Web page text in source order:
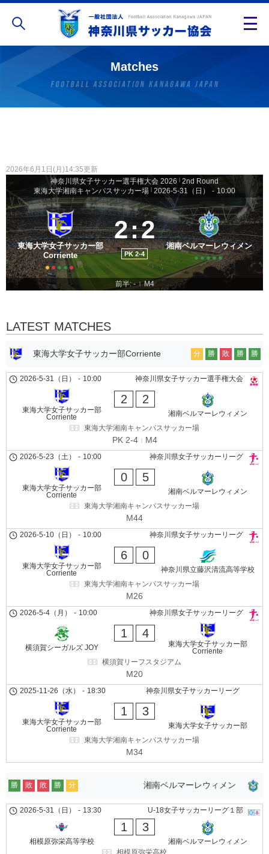
Matches
2026年6月1日(月)14:35更新
神奈川県女子サッカー選手権大会 2026
2nd Round
東海大学湘南キャンパスサッカー場 2026-5-31（日） - 10:00
東海大学女子サッカー部
Corriente
2:2
PK 2-4
湘南ベルマーレウィメン
前半: - M4
LATEST MATCHES
東海大学女子サッカー部Corriente 分 勝 敗 勝 勝
神奈川県女子サッカー選手権大会
2026-5-31（日） - 10:00
東海大学女子サッカー部
Corriente
2 2
湘南ベルマーレウィメン
東海大学湘南キャンパスサッカー場
PK 2-4 M4
神奈川県女子サッカーリーグ
2026-5-23（土） - 10:00
東海大学女子サッカー部
Corriente
0 5
湘南ベルマーレウィメン
東海大学湘南キャンパスサッカー場
M44
神奈川県女子サッカーリーグ
2026-5-10（日） - 10:00
東海大学女子サッカー部
Corriente
6 0
神奈川県立藤沢清流高等学校
東海大学湘南キャンパスサッカー場
M26
神奈川県女子サッカーリーグ
2026-5-4（月） - 10:00
横須賀シーガルズ JOY
1 4
東海大学女子サッカー部
Corriente
横須賀リーフスタジアム
M20
神奈川県女子サッカーリーグ
2025-11-26（水） - 18:30
東海大学女子サッカー部
Corriente
1 3
東海大学女子サッカー部
東海大学湘南キャンパスサッカー場
M34
湘南ベルマーレウィメン
勝 敗 敗 勝 分
U-18女子サッカーリーグ１部
2026-5-31（日） - 13:30
相模原弥栄高等学校
1 3
湘南ベルマーレウィメン
相模原弥栄高校